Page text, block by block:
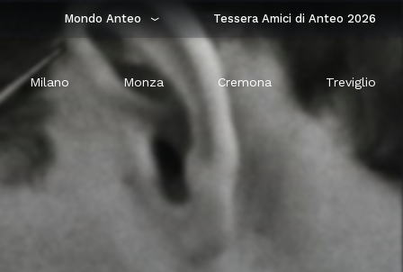
Mondo Anteo Tessera Amici di Anteo 2026
Milano Monza Cremona Treviglio